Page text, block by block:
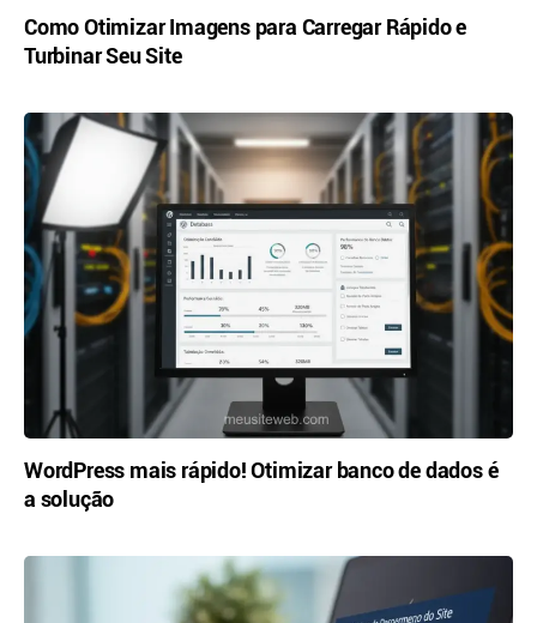
Como Otimizar Imagens para Carregar Rápido e
Turbinar Seu Site
WordPress mais rápido! Otimizar banco de dados é
a solução